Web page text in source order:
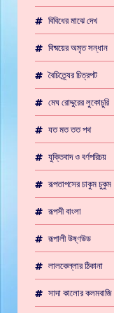
বিবিধের মাঝে দেখ
বিষ্ময়ের অমৃত সন্ধান
বৈচিত্র্যের চিত্রপট
মেঘ রোদ্দুরের লুকোচুরি
যত মত তত পথ
যুক্তিবাদ ও বর্ণপরিচয়
রূপতাপসের চাকুম চুকুম
রূপসী বাংলা
রূপালী উষ্ণউড
লালকেল্লার ঠিকানা
সাদা কালোর কলমবাজি